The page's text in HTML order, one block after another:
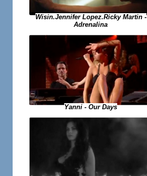
Wisin.Jennifer Lopez.Ricky Martin -
Adrenalina
Yanni - Our Days